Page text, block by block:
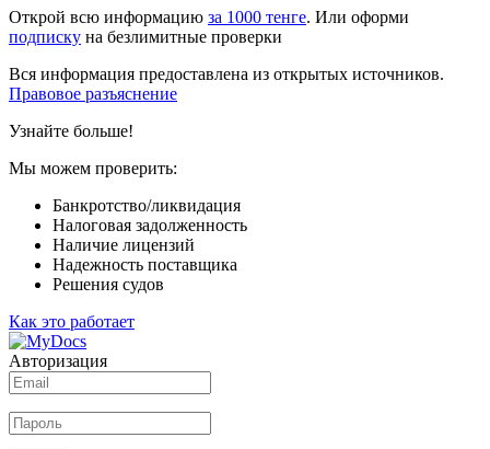
Открой всю информацию за 1000 тенге. Или оформи
подписку на безлимитные проверки
Вся информация предоставлена из открытых источников.
Правовое разъяснение
Узнайте больше!
Мы можем проверить:
Банкротство/ликвидация
Налоговая задолженность
Наличие лицензий
Надежность поставщика
Решения судов
Как это работает
Авторизация